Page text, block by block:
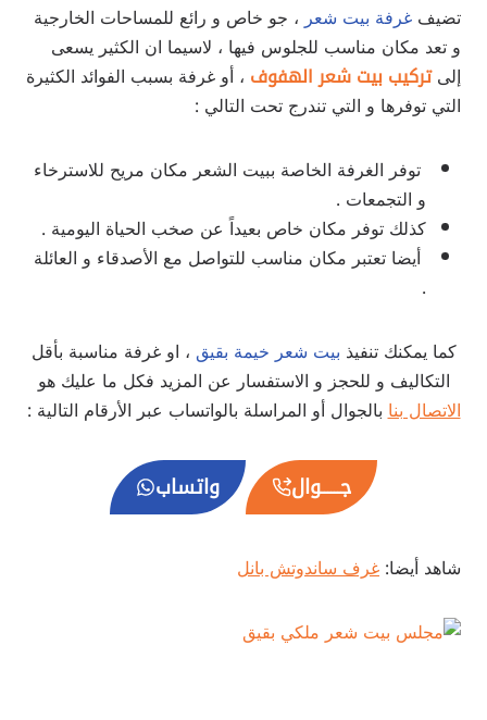
تضيفغرفة بيت شعر، جو خاص و رائع للمساحات الخارجية
و تعد مكان مناسب للجلوس فيها ، لاسيما ان الكثير يسعى
إلىتركيب بيت شعر الهفوف ، أو غرفة بسبب الفوائد الكثيرة
التي توفرها و التي تندرج تحت التالي :
توفر الغرفة الخاصة ببيت الشعر مكان مريح للاسترخاء
و التجمعات .
كذلك توفر مكان خاص بعيداً عن صخب الحياة اليومية .
أيضا تعتبر مكان مناسب للتواصل مع الأصدقاء و العائلة
.
كما يمكنك تنفيذ بيت شعر خيمة بقيق، او غرفة مناسبة بأقل
التكاليف و للحجز و الاستفسار عن المزيد فكل ما عليك هو
الاتصال بنابالجوال أو المراسلة بالواتساب عبر الأرقام التالية :
جــــــوال واتساب
شاهد أيضا:غرف ساندوتش بانل